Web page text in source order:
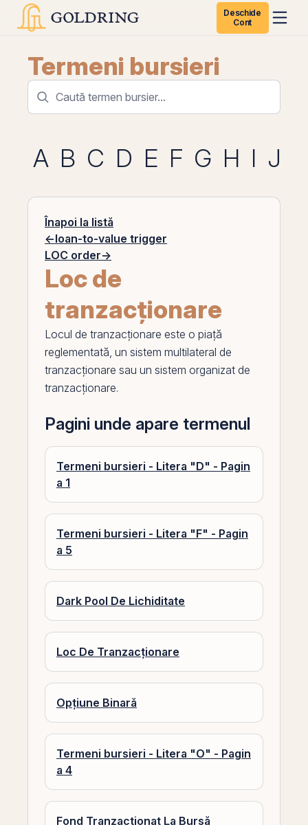
Deschide
Cont
Termeni bursieri
A B C D E F G H I J
Înapoi la listă
←loan-to-value trigger
LOC order→
Loc de
tranzacționare
Locul de tranzacționare este o piață
reglementată, un sistem multilateral de
tranzacționare sau un sistem organizat de
tranzacționare.
Pagini unde apare termenul
Termeni bursieri - Litera "D" - Pagin
a 1
Termeni bursieri - Litera "F" - Pagin
a 5
Dark Pool De Lichiditate
Loc De Tranzacționare
Opțiune Binară
Termeni bursieri - Litera "O" - Pagin
a 4
Fond Tranzacționat La Bursă